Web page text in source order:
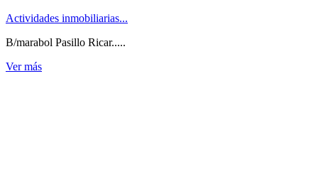
Actividades inmobiliarias...
B/marabol Pasillo Ricar.....
Ver más